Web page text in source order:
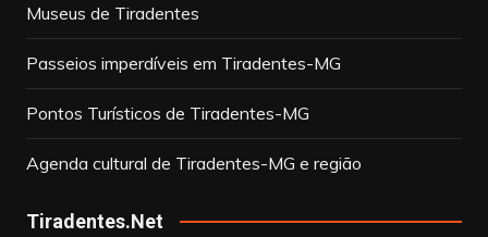
Museus de Tiradentes
Passeios imperdíveis em Tiradentes-MG
Pontos Turísticos de Tiradentes-MG
Agenda cultural de Tiradentes-MG e região
Tiradentes.Net